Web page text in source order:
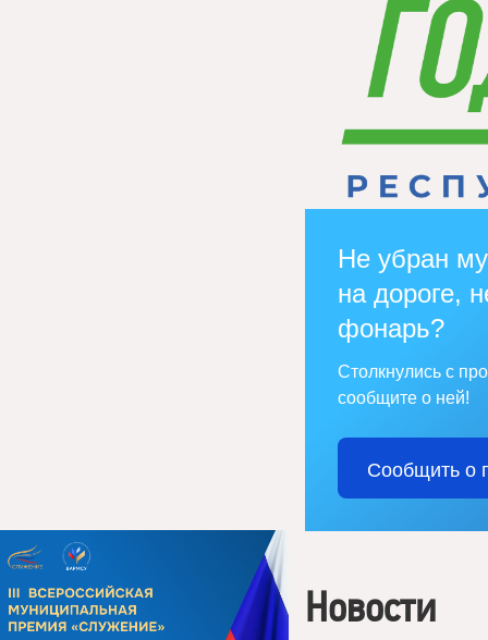
Не убран
на дороге,
фонарь?
Столкнулись с
сообщите о ней!
Сообщить о
Новости